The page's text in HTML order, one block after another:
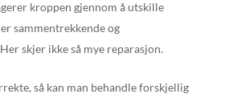
kroppen gjennom å utskille
sammentrekkende og
skjer ikke så mye reparasjon.
så kan man behandle forskjellig